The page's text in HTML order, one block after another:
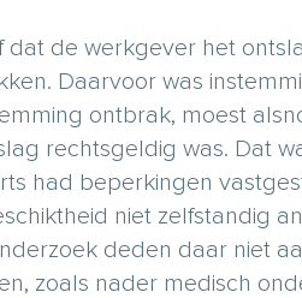
dat de werkgever het
Daarvoor was
ontbrak, moest
rechtsgeldig was. Dat
had beperkingen
niet zelfstandig
deden daar niet
zoals nader medisch